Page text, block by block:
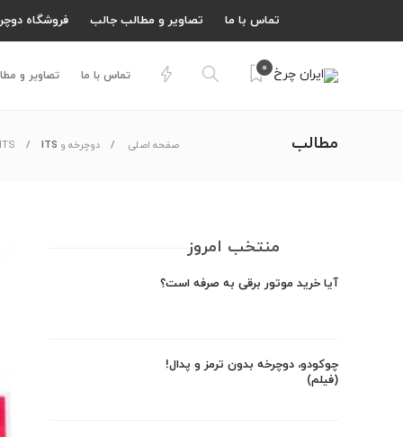
فروشگاه تصاویر و مطالب جالب تماس با ما
تصاویر و تماس با ما
0
مطالب صفحه اصلی دوچرخه و ITS ITS برای دوچرخه سواران
منتخب امروز
آیا خرید موتور برقی به صرفه است؟
چوکودو، دوچرخه بدون ترمز و پدال!
(فیلم)